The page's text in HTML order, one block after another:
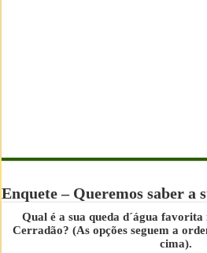
Enquete – Queremos saber a
Qual é a sua queda d´água
Cerradão? (As opções seguem a
cima).